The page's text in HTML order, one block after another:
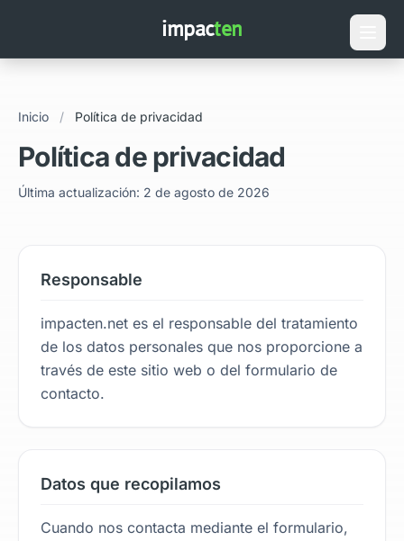
impacten
Inicio / Política de privacidad
Política de privacidad
Última actualización: 2 de agosto de 2026
Responsable
impacten.net es el responsable del tratamiento
de los datos personales que nos proporcione a
través de este sitio web o del formulario de
contacto.
Datos que recopilamos
Cuando nos contacta mediante el formulario,